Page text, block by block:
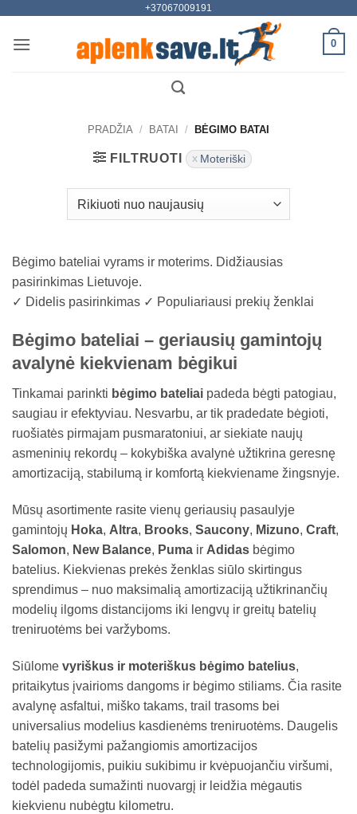
content
+37067009191
0
PRADŽIA / BATAI / BĖGIMO BATAI
FILTRUOTI Moteriški
Bėgimo bateliai vyrams ir moterims. Didžiausias
pasirinkimas Lietuvoje.
✓ Didelis pasirinkimas ✓ Populiariausi prekių ženklai
Bėgimo bateliai – geriausių gamintojų
avalynė kiekvienam bėgikui
Tinkamai parinkti bėgimo bateliai padeda bėgti patogiau,
saugiau ir efektyviau. Nesvarbu, ar tik pradedate bėgioti,
ruošiatės pirmajam pusmaratoniui, ar siekiate naujų
asmeninių rekordų – kokybiška avalynė užtikrina geresnę
amortizaciją, stabilumą ir komfortą kiekviename žingsnyje.
Mūsų asortimente rasite vienų geriausių pasaulyje
gamintojų Hoka, Altra, Brooks, Saucony, Mizuno, Craft,
Salomon, New Balance, Puma ir Adidas bėgimo
batelius. Kiekvienas prekės ženklas siūlo skirtingus
sprendimus – nuo maksimalią amortizaciją užtikrinančių
modelių ilgoms distancijoms iki lengvų ir greitų batelių
treniruotėms bei varžyboms.
Siūlome vyriškus ir moteriškus bėgimo batelius,
pritaikytus įvairioms dangoms ir bėgimo stiliams. Čia rasite
avalynę asfaltui, miško takams, trail trasoms bei
universalius modelius kasdienėms treniruotėms. Daugelis
batelių pasižymi pažangiomis amortizacijos
technologijomis, puikiu sukibimu ir kvėpuojančiu viršumi,
todėl padeda sumažinti nuovargį ir leidžia mėgautis
kiekvienu nubėgtu kilometru.